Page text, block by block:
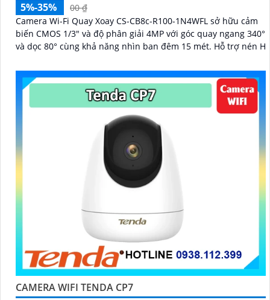
5%-35%
00 ₫
Camera Wi-Fi Quay Xoay CS-CB8c-R100-1N4WFL sở hữu cảm
biến CMOS 1/3" và độ phân giải 4MP với góc quay ngang 340°
và dọc 80° cùng khả năng nhìn ban đêm 15 mét. Hỗ trợ nén H
CAMERA WIFI TENDA CP7